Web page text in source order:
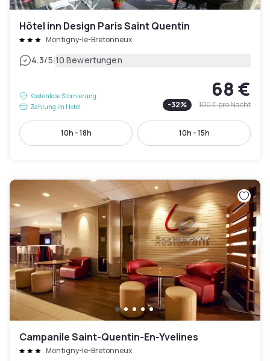
Hôtel inn Design Paris Saint Quentin
Montigny-le-Bretonneux
4.3/5|10 Bewertungen
Kostenlose Stornierung
Zahlung im Hotel
68 €
-32% 100 €pro Nacht
10h - 18h 10h - 15h
Campanile Saint-Quentin-En-Yvelines
Montigny-le-Bretonneux